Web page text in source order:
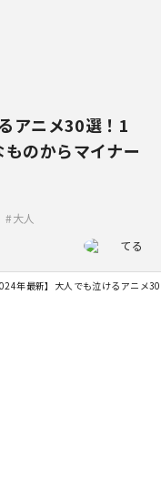
アニメ30選！1
のからマイナー
大人
てる
年最新】大人でも泣けるアニメ